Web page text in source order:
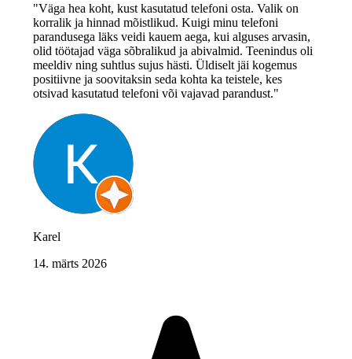
"Väga hea koht, kust kasutatud telefoni osta. Valik on
korralik ja hinnad mõistlikud. Kuigi minu telefoni
parandusega läks veidi kauem aega, kui alguses arvasin,
olid töötajad väga sõbralikud ja abivalmid. Teenindus oli
meeldiv ning suhtlus sujus hästi. Üldiselt jäi kogemus
positiivne ja soovitaksin seda kohta ka teistele, kes
otsivad kasutatud telefoni või vajavad parandust."
Karel
14. märts 2026